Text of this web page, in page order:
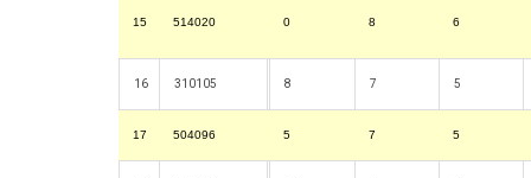
15 514020 0 8 6
16 310105 8 7 5
17 504096 5 7 5